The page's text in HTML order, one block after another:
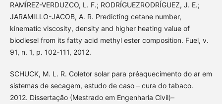
RAMÍREZ-VERDUZCO, L. F.; RODRÍGUEZRODRÍGUEZ, J. E.;
JARAMILLO-JACOB, A. R. Predicting cetane number,
kinematic viscosity, density and higher heating value of
biodiesel from its fatty acid methyl ester composition. Fuel, v.
91, n. 1, p. 102-111, 2012.
SCHUCK, M. L. R. Coletor solar para préaquecimento do ar em
sistemas de secagem, estudo de caso – cura do tabaco.
2012. Dissertação (Mestrado em Engenharia Civil)–